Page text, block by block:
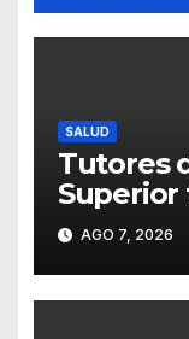
SALUD
Tutores
el
AGO 7, 2026